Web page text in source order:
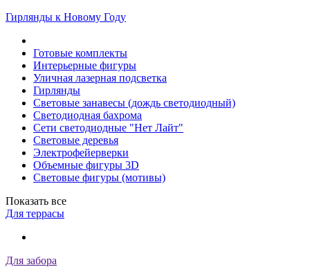
Гирлянды к Новому Году
Готовые комплекты
Интерьерные фигуры
Уличная лазерная подсветка
Гирлянды
Световые занавесы (дождь светодиодный)
Светодиодная бахрома
Сети светодиодные "Нет Лайт"
Световые деревья
Электрофейерверки
Объемные фигуры 3D
Световые фигуры (мотивы)
Показать все
Для террасы
Для забора